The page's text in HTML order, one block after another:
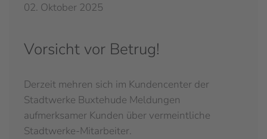
02. Oktober 2025
Vorsicht vor Betrug!
Derzeit mehren sich im Kundencenter der
Stadtwerke Buxtehude Meldungen
aufmerksamer Kunden über vermeintliche
Stadtwerke-Mitarbeiter.